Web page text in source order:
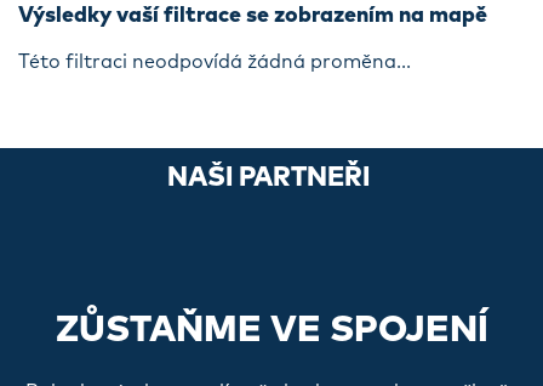
Výsledky vaší filtrace se zobrazením na mapě
Této filtraci neodpovídá žádná proměna...
NAŠI PARTNEŘI
ZŮSTAŇME VE SPOJENÍ